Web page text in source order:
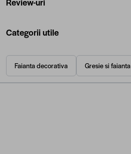
Categorii utile
Faianta decorativa Gresie si faianta